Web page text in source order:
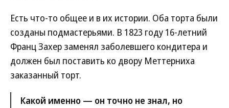
Есть что-то общее и в их истории. Оба торта были
созданы подмастерьями. В 1823 году 16-летний
Франц Захер заменял заболевшего кондитера и
должен был поставить ко двору Меттерниха
заказанный торт.
Какой именно — он точно не знал, но